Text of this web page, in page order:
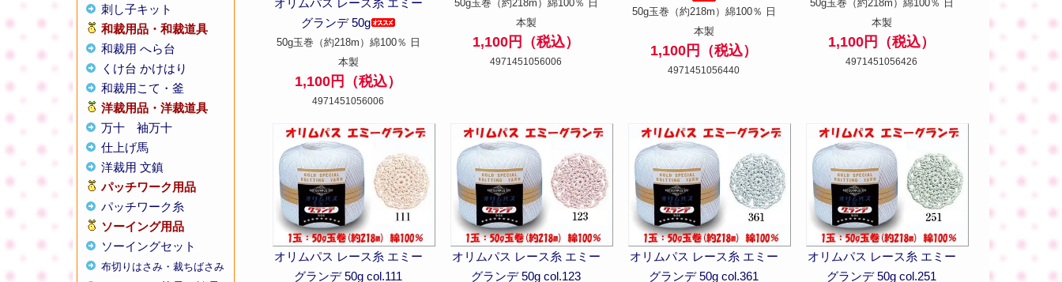
刺し子キット
和裁用品・和裁道具
和裁用 へら台
くけ台 かけはり
和裁用こて・釜
洋裁用品・洋裁道具
万十
袖万十
仕上げ馬
洋裁用 文鎮
パッチワーク用品
パッチワーク糸
ソーイング用品
ソーイングセット
布切りはさみ・裁ちばさみ
オリムパス レース糸 エミー
グランデ 50g
50g玉巻（約218m）綿100％ 日
本製
1,100円（税込）
4971451056006
50g玉巻（約218m）綿100％ 日
本製
1,100円（税込）
4971451056006
50g玉巻（約218m）綿100％ 日
本製
1,100円（税込）
4971451056440
50g玉巻（約218m）綿100％ 日
本製
1,100円（税込）
4971451056426
オリムパス レース糸 エミー
グランデ 50g col.111
オリムパス レース糸 エミー
グランデ 50g col.123
オリムパス レース糸 エミー
グランデ 50g col.361
オリムパス レース糸 エミー
グランデ 50g col.251